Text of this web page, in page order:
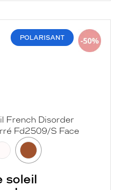
POLARISANT
soleil